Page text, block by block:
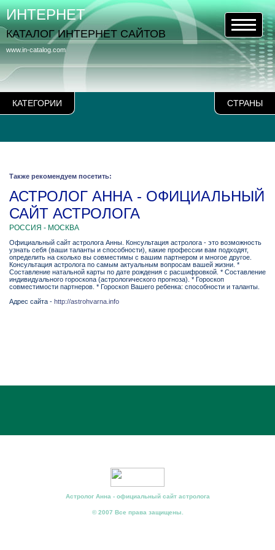
КАТЕГОРИИ СТРАНЫ
www.in-catalog.com
ИНТЕРНЕТ
КАТАЛОГ ИНТЕРНЕТ САЙТОВ
Также рекомендуем посетить:
АСТРОЛОГ АННА - ОФИЦИАЛЬНЫЙ
САЙТ АСТРОЛОГА
РОССИЯ - МОСКВА
Официальный сайт астролога Анны. Консультация астролога - это возможность
узнать себя (ваши таланты и способности), какие профессии вам подходят,
определить на сколько вы совместимы с вашим партнером и многое другое.
Консультация астролога по самым актуальным вопросам вашей жизни. *
Составление натальной карты по дате рождения с расшифровкой. * Составление
индивидуального гороскопа (астрологического прогноза). * Гороскоп
совместимости партнеров. * Гороскоп Вашего ребенка: способности и таланты.
Адрес сайта - http://astrohvarna.info
Астролог Анна - официальный сайт астролога
© 2007 Все права защищены.